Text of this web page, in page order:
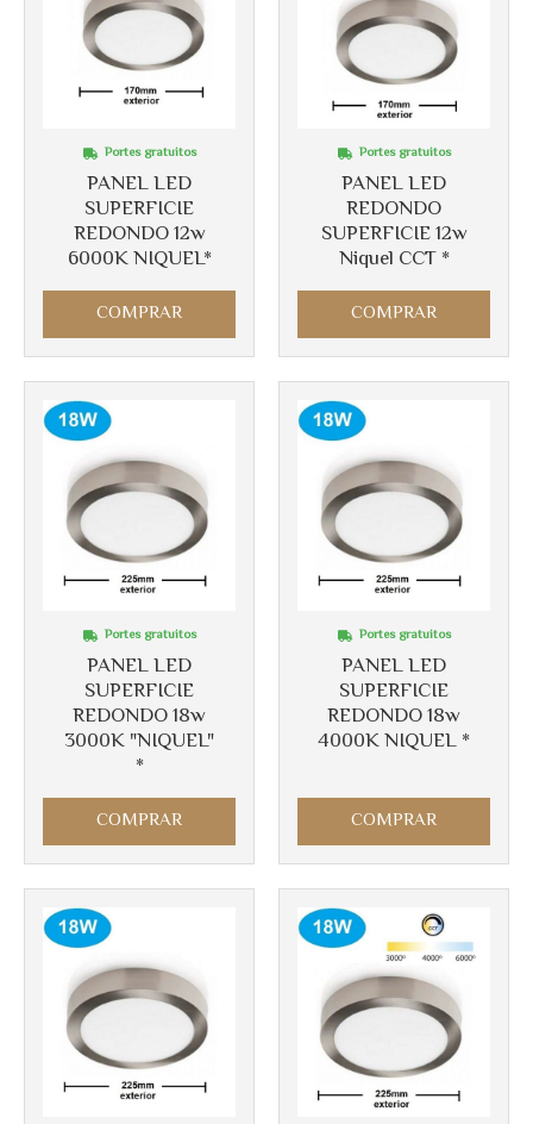
PANEL LED
SUPERFICIE
REDONDO 12w
6000K NIQUEL*
Portes gratuitos
COMPRAR
PANEL LED
REDONDO
SUPERFICIE 12w
Niquel CCT *
Portes gratuitos
COMPRAR
PANEL LED
SUPERFICIE
REDONDO 18w
3000K "NIQUEL"
*
Portes gratuitos
COMPRAR
PANEL LED
SUPERFICIE
REDONDO 18w
4000K NIQUEL *
Portes gratuitos
COMPRAR